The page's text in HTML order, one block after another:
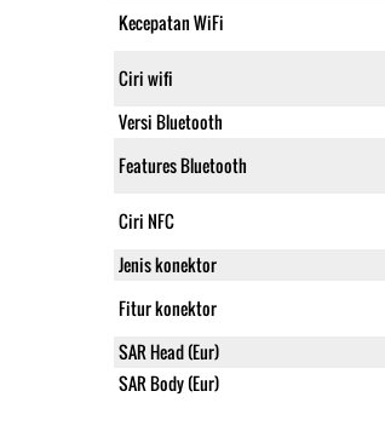
Kecepatan WiFi
Ciri wifi
Versi Bluetooth
Features Bluetooth
Ciri NFC
Jenis konektor
Fitur konektor
SAR Head (Eur)
SAR Body (Eur)